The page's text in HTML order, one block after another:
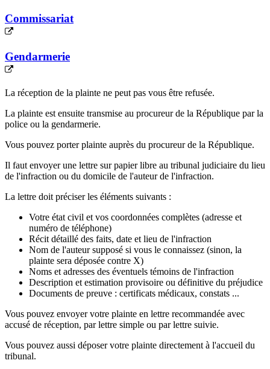
Commissariat
Gendarmerie
La réception de la plainte ne peut pas vous être refusée.
La plainte est ensuite transmise au procureur de la République par la
police ou la gendarmerie.
Vous pouvez porter plainte auprès du procureur de la République.
Il faut envoyer une lettre sur papier libre au tribunal judiciaire du lieu
de l'infraction ou du domicile de l'auteur de l'infraction.
La lettre doit préciser les éléments suivants :
Votre état civil et vos coordonnées complètes (adresse et
numéro de téléphone)
Récit détaillé des faits, date et lieu de l'infraction
Nom de l'auteur supposé si vous le connaissez (sinon, la
plainte sera déposée contre X)
Noms et adresses des éventuels témoins de l'infraction
Description et estimation provisoire ou définitive du préjudice
Documents de preuve : certificats médicaux, constats ...
Vous pouvez envoyer votre plainte en lettre recommandée avec
accusé de réception, par lettre simple ou par lettre suivie.
Vous pouvez aussi déposer votre plainte directement à l'accueil du
tribunal.